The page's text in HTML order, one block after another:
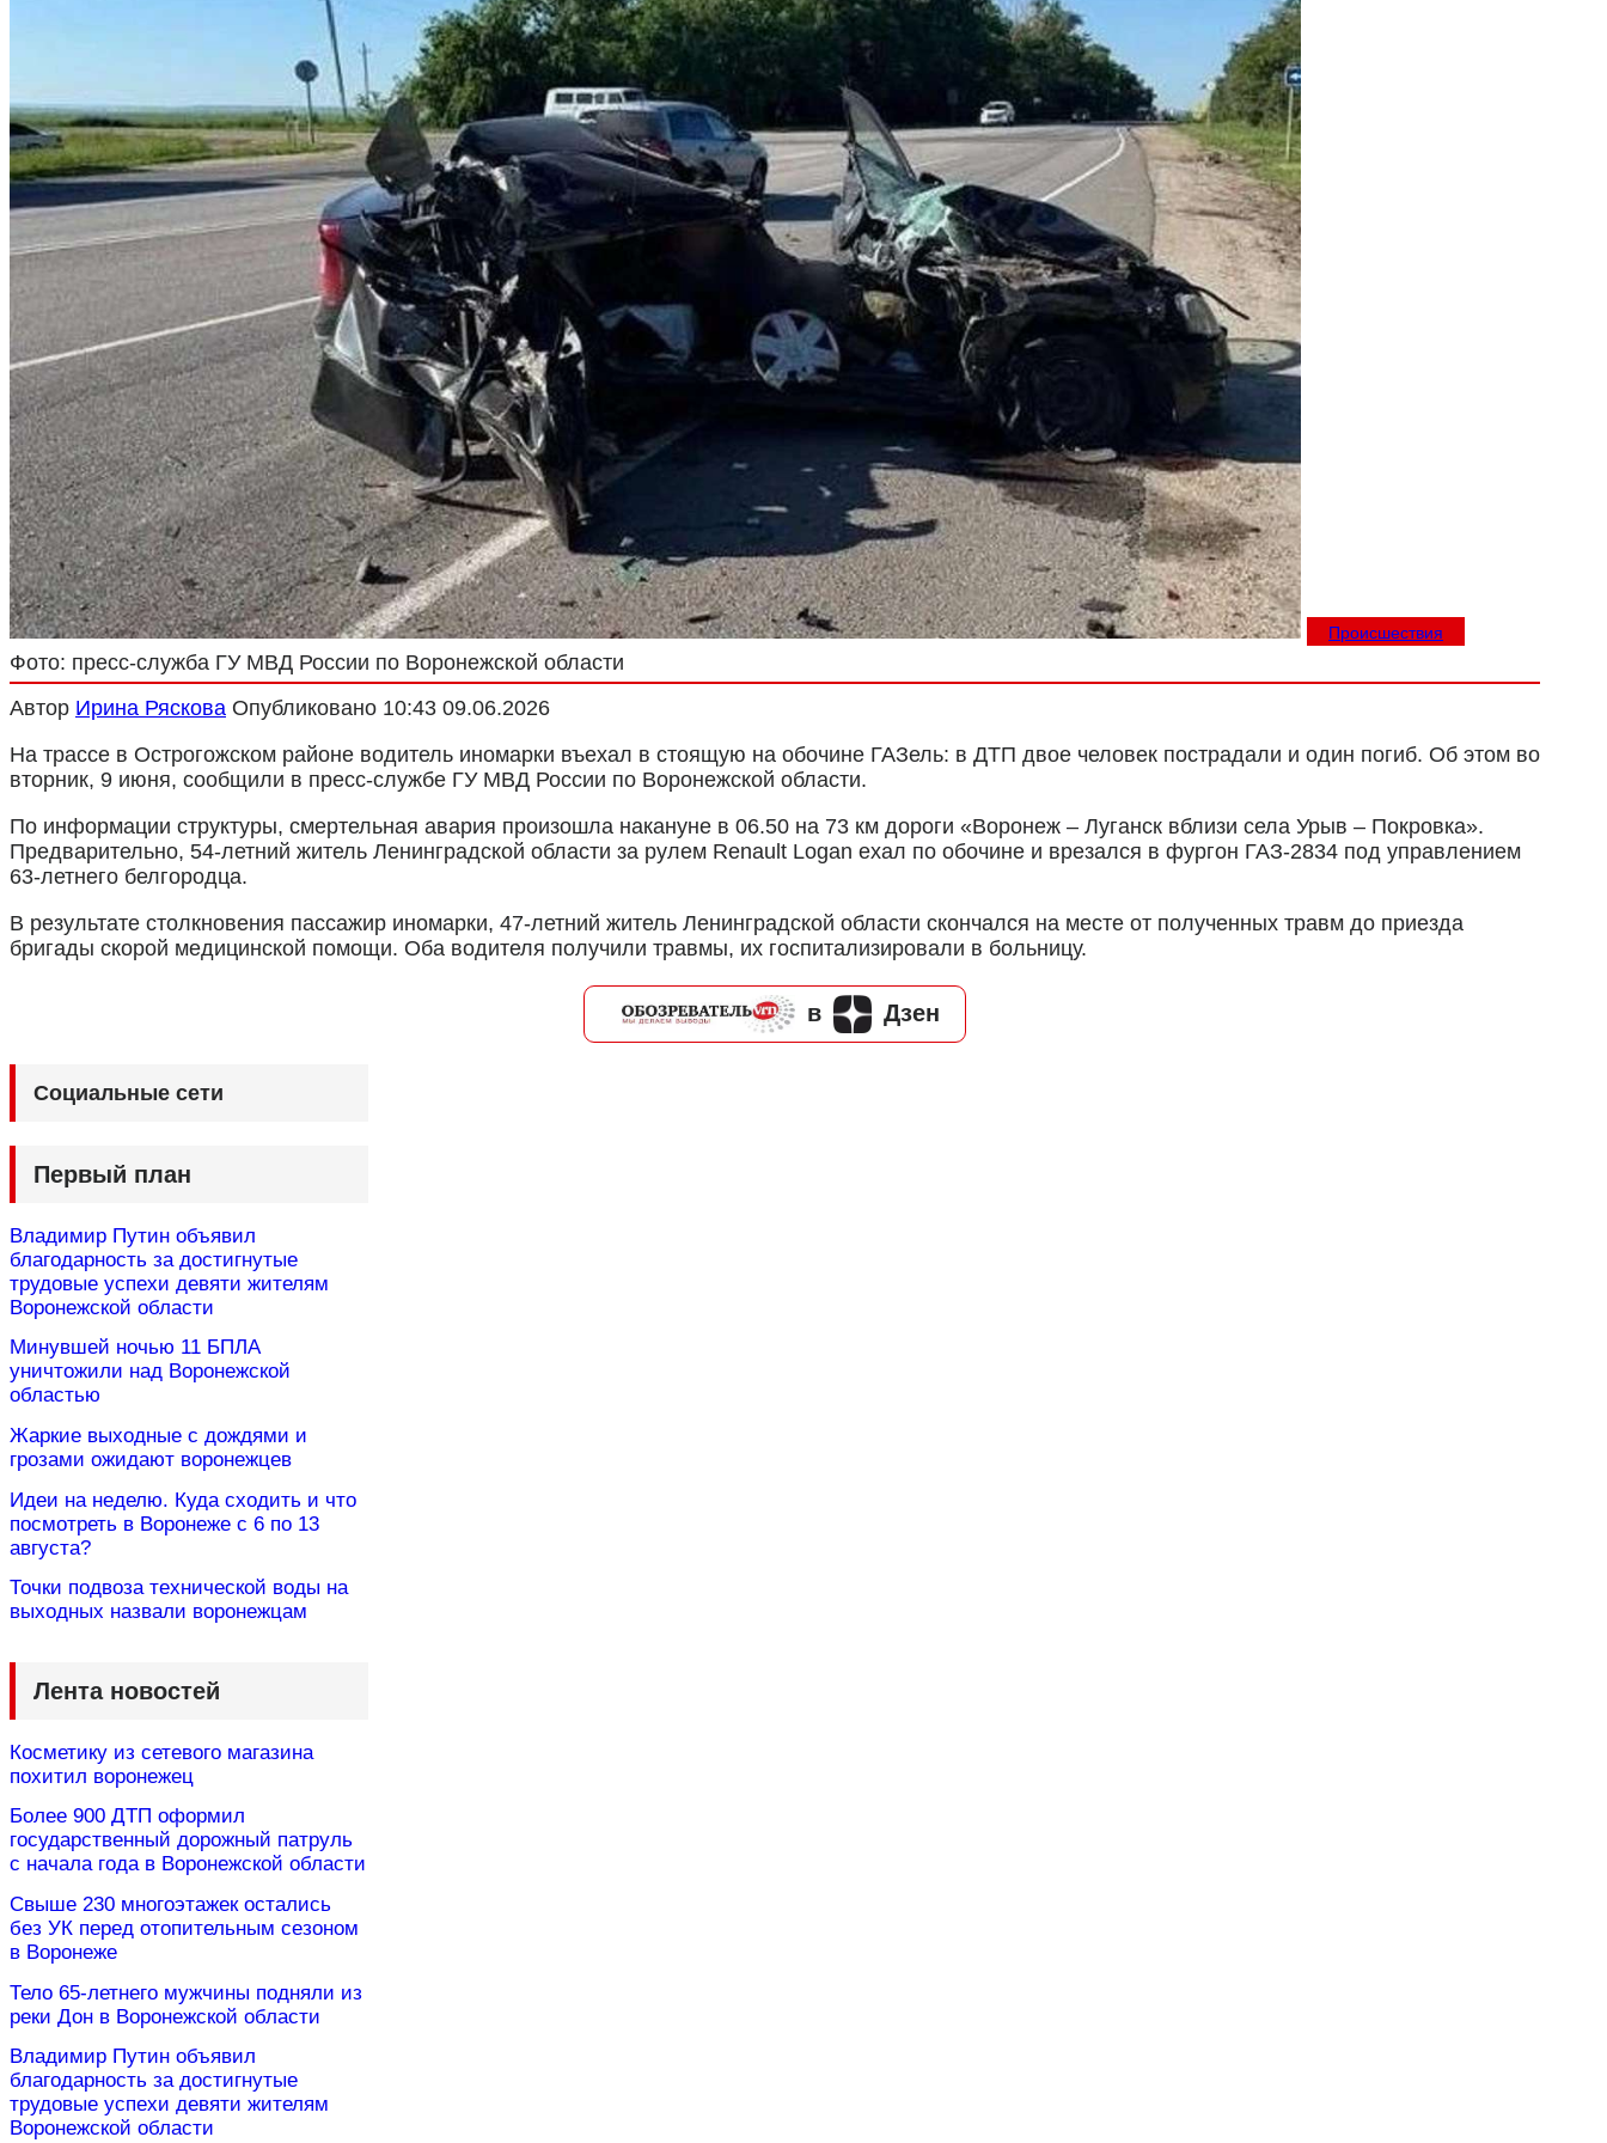
Происшествия
Фото: пресс-служба ГУ МВД России по Воронежской области
Автор Ирина Ряскова Опубликовано 10:43 09.06.2026
На трассе в Острогожском районе водитель иномарки въехал в стоящую на обочине ГАЗель: в ДТП двое человек пострадали и один погиб. Об этом во
вторник, 9 июня, сообщили в пресс-службе ГУ МВД России по Воронежской области.
По информации структуры, смертельная авария произошла накануне в 06.50 на 73 км дороги «Воронеж – Луганск вблизи села Урыв – Покровка».
Предварительно, 54-летний житель Ленинградской области за рулем Renault Logan ехал по обочине и врезался в фургон ГАЗ-2834 под управлением
63-летнего белгородца.
В результате столкновения пассажир иномарки, 47-летний житель Ленинградской области скончался на месте от полученных травм до приезда
бригады скорой медицинской помощи. Оба водителя получили травмы, их госпитализировали в больницу.
в Дзен
Социальные сети
Первый план
Владимир Путин объявил
благодарность за достигнутые
трудовые успехи девяти жителям
Воронежской области
Минувшей ночью 11 БПЛА
уничтожили над Воронежской
областью
Жаркие выходные с дождями и
грозами ожидают воронежцев
Идеи на неделю. Куда сходить и что
посмотреть в Воронеже с 6 по 13
августа?
Точки подвоза технической воды на
выходных назвали воронежцам
Лента новостей
Косметику из сетевого магазина
похитил воронежец
Более 900 ДТП оформил
государственный дорожный патруль
с начала года в Воронежской области
Свыше 230 многоэтажек остались
без УК перед отопительным сезоном
в Воронеже
Тело 65-летнего мужчины подняли из
реки Дон в Воронежской области
Владимир Путин объявил
благодарность за достигнутые
трудовые успехи девяти жителям
Воронежской области